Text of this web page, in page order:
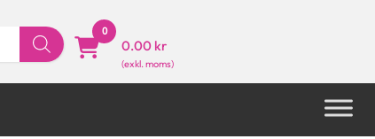
0
0.00 kr